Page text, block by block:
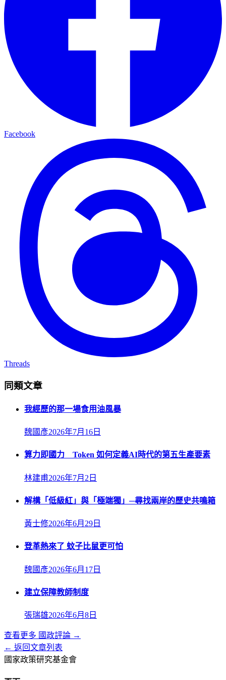
Facebook
Threads
同類文章
我經歷的那一場食用油風暴
魏國彥2026年7月16日
算力即國力 Token 如何定義AI時代的第五生產要素
林建甫2026年7月2日
解構「低級紅」與「極端獨」─尋找兩岸的歷史共鳴箱
黃士修2026年6月29日
登革熱來了 蚊子比鼠更可怕
魏國彥2026年6月17日
建立保障教師制度
張瑞雄2026年6月8日
查看更多 國政評論 →
← 返回文章列表
國家政策研究基金會